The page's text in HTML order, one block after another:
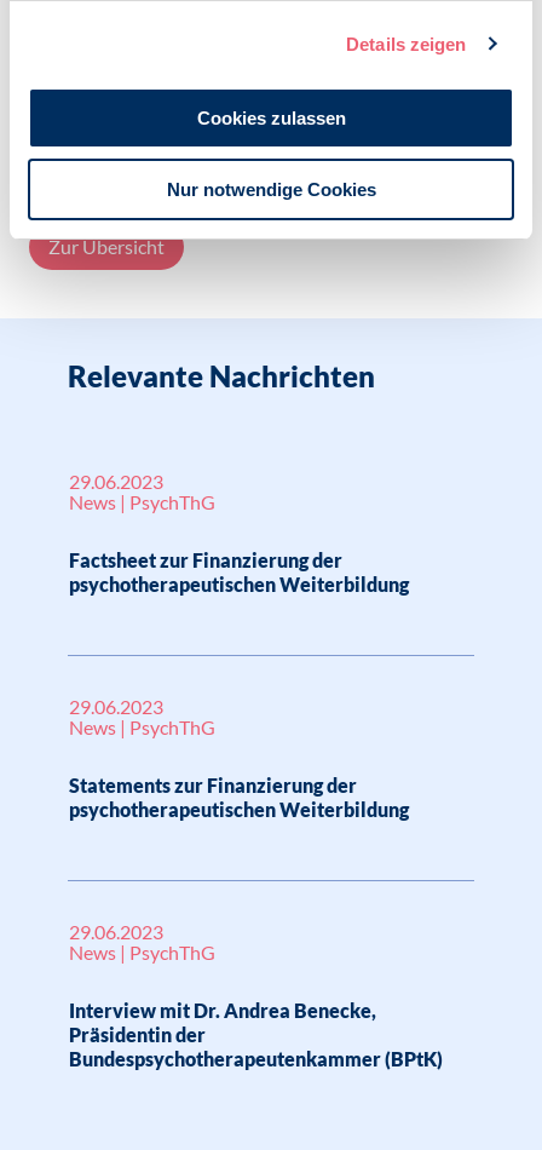
Details zeigen
Cookies zulassen
Nur notwendige Cookies
PsychThG
Zur Übersicht
Relevante Nachrichten
29.06.2023
News | PsychThG
Factsheet zur Finanzierung der
psychotherapeutischen Weiterbildung
29.06.2023
News | PsychThG
Statements zur Finanzierung der
psychotherapeutischen Weiterbildung
29.06.2023
News | PsychThG
Interview mit Dr. Andrea Benecke,
Präsidentin der
Bundespsychotherapeutenkammer (BPtK)